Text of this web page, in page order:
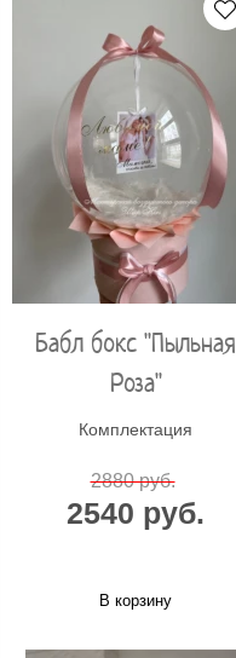
Бабл бокс "Пыльная
Роза"
Комплектация
2880 руб.
2540 руб.
В корзину